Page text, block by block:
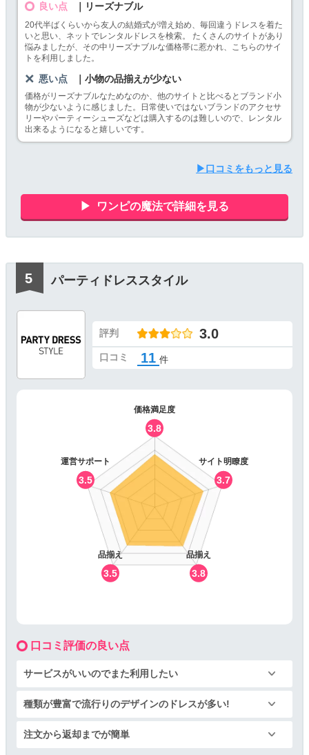
良い点 ｜リーズナブル
20代半ばくらいから友人の結婚式が増え始め、毎回違うドレスを着た
いと思い、ネットでレンタルドレスを検索。 たくさんのサイトがあり
悩みましたが、その中リーズナブルな価格帯に惹かれ、こちらのサイ
トを利用しました。
悪い点 ｜小物の品揃えが少ない
価格がリーズナブルなためなのか、他のサイトと比べるとブランド小
物が少ないように感じました。日常使いではないブランドのアクセサ
リーやパーティーシューズなどは購入するのは難しいので、レンタル
出来るようになると嬉しいです。
▶口コミをもっと見る
ワンピの魔法で詳細を見る
パーティドレススタイル
評判 3.0
口コミ 11 件
価格満足度
3.8
サイト明瞭度
3.7
品揃え
3.8
品揃え
3.5
運営サポート
3.5
口コミ評価の良い点
サービスがいいのでまた利用したい
種類が豊富で流行りのデザインのドレスが多い!
注文から返却までが簡単